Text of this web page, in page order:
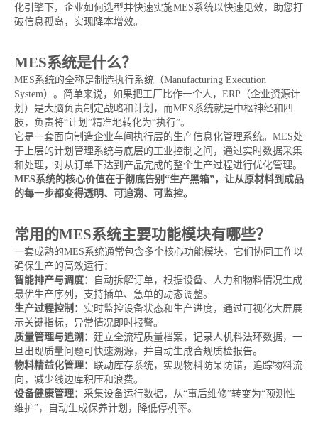
化引擎下，企业如何选型并快速实施MES系统以快速见效，助您打
破信息孤岛，实现降本增效。
MES系统是什么？
MES系统的全称是制造执行系统（Manufacturing Execution
System）。简单来说，如果把工厂比作一个人，ERP（企业资源计
划）是大脑负责制定战略和计划，而MES系统就是中枢神经和四
肢，负责将“计划”精准地转化为“执行”。
它是一套面向制造企业车间执行层的生产信息化管理系统。MES处
于上层的计划管理系统与底层的工业控制之间，通过实时数据采集
和处理，对从订单下达到产品完成的整个生产过程进行优化管理。
MES系统的核心价值在于彻底告别“生产黑箱”，让从原材料到成品
的每一步都变得透明、可追溯、可监控。
常用的MES系统主要功能模块有哪些？
一套成熟的MES系统通常包含多个核心功能模块，它们协同工作以
确保生产的高效运行：
智能排产与调度：
自动拆解订单，根据设备、人力和物料情况生成
最优生产序列，支持插单、急单的动态调整。
生产过程控制： 实时监控设备状态和生产进度，通过可视化大屏展
示关键指标，异常情况即时报警。
质量管理与追溯： 建立全流程质量档案，记录人机料法环数据，一
旦出现质量问题可快速溯源，并自动生成合规质检报告。
物料精益化管理： 联动库存系统，实现物料防呆防错，追踪物料流
向，减少线边库积压和浪费。
设备健康管理： 采集设备运行数据，从“事后维修”转变为“预测性
维护”，自动生成保养计划，降低停机率。